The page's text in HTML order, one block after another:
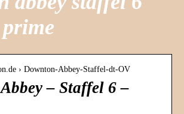
› Downton-Abbey-Staffel-dt-OV
– Staffel 6 –